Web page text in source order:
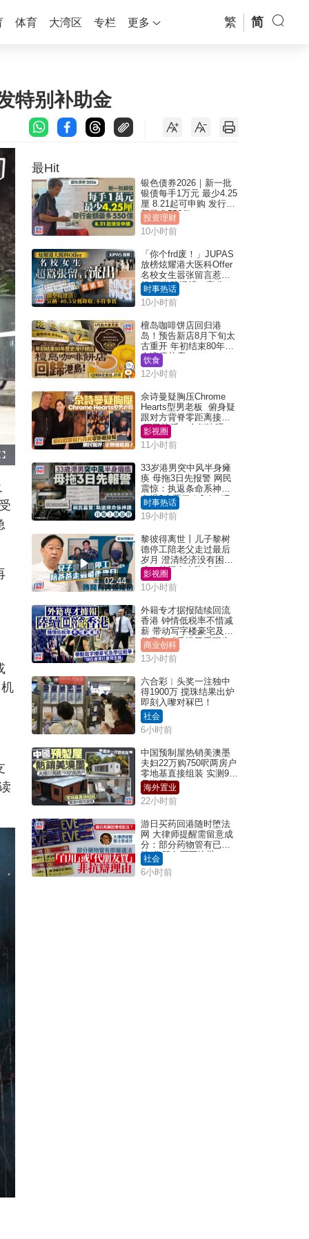
体育 大湾区 专栏 更多 繁 简
特别补助金
F
u
c
r
e
e
n
最Hit
银色债券2026｜新一批
银债每手1万元 最少4.25
厘 8.21起可申购 发行金
额最多550亿
投资理财
10小时前
「你个frd废！」JUPAS
放榜炫耀港大医科Offer
名校女生嚣张留言惹众
怒 医学院澄清：宣称
「40.5分获录取」不符事
实｜Juicy叮
时事热话
10小时前
檀岛咖啡饼店回归港
岛！预告新店8月下旬太
古重开 年初结束80年历
史湾仔总店
饮食
12小时前
佘诗曼疑胸压Chrome
Hearts型男老板 俯身疑
跟对方背脊零距离接触
网民惊呼：企侧边唔
得？
影视圈
11小时前
33岁港男突中风半身瘫
痪 母拖3日先报警 网民
震惊：执返条命系神迹
自爆2个恶习｜Juicy叮
时事热话
19小时前
02:44
黎彼得离世丨儿子黎树
德停工陪老父走过最后
岁月 澄清经济没有困
难：传闻有夸张成份
影视圈
10小时前
外籍专才据报陆续回流
香港 钟情低税率不惜减
薪 带动写字楼豪宅及学
位竞争「香港已重现生
机」
商业创科
13小时前
六合彩︱头奖一注独中
得1900万 搅珠结果出炉
即刻入嚟对冧巴！
社会
6小时前
中国预制屋热销美澳墨
夫妇22万购750呎两房户
零地基直接组装 实测9个
月激赞
海外置业
22小时前
游日买药回港随时堕法
网 大律师提醒需留意成
分：部分药物管有已违
法 代朋友买可抗辩？
社会
6小时前